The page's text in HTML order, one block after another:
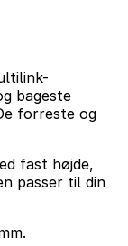
bageste
forreste og
fast højde,
passer til din